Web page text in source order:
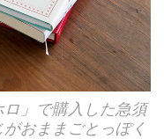
」で購入した急須
おままごとっぽく